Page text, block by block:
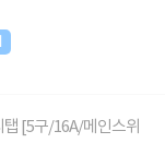
[5구/16A/메인스위